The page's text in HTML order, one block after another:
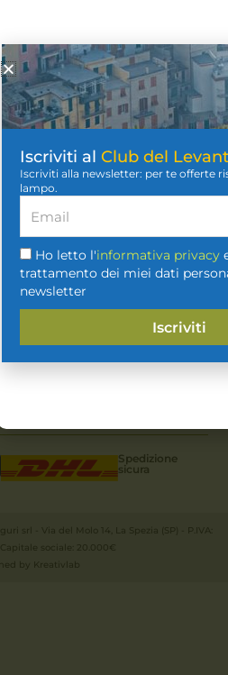
Spedizione
sicura
Sei
No
Si
Iscriviti al Club del
Iscriviti alla newsletter: per te offerte
lampo.
Ho letto l'informativa privacy
trattamento dei miei dati
newsletter
Iscriviti